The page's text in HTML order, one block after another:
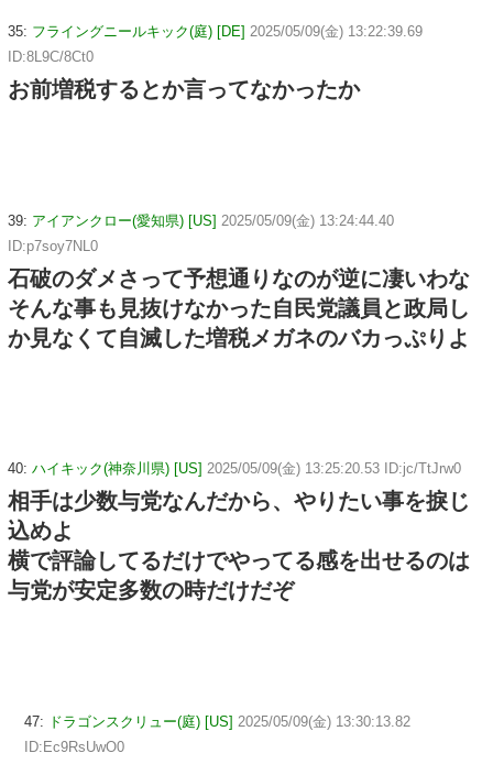
35: フライングニールキック(庭) [DE] 2025/05/09(金) 13:22:39.69
ID:8L9C/8Ct0
お前増税するとか言ってなかったか
39: アイアンクロー(愛知県) [US] 2025/05/09(金) 13:24:44.40
ID:p7soy7NL0
石破のダメさって予想通りなのが逆に凄いわな
そんな事も見抜けなかった自民党議員と政局し
か見なくて自滅した増税メガネのバカっぷりよ
40: ハイキック(神奈川県) [US] 2025/05/09(金) 13:25:20.53 ID:jc/TtJrw0
相手は少数与党なんだから、やりたい事を捩じ
込めよ
横で評論してるだけでやってる感を出せるのは
与党が安定多数の時だけだぞ
47: ドラゴンスクリュー(庭) [US] 2025/05/09(金) 13:30:13.82
ID:Ec9RsUwO0